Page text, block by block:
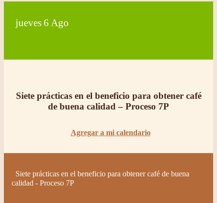
jueves 6 Ago
Siete prácticas en el beneficio para obtener café
de buena calidad – Proceso 7P
Agregar a mi calendario
Siete prácticas en el beneficio para obtener café de buena
calidad - Proceso 7P